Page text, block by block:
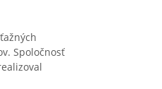
Spoločnosť